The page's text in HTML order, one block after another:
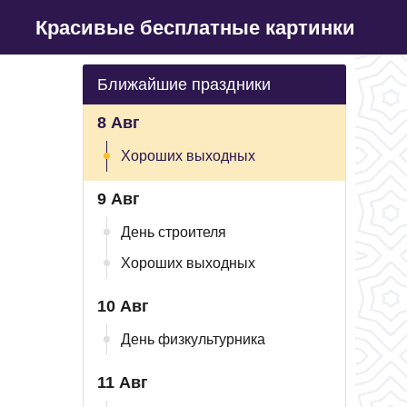
Красивые бесплатные картинки
Ближайшие праздники
8 Авг
Хороших выходных
9 Авг
День строителя
Хороших выходных
10 Авг
День физкультурника
11 Авг